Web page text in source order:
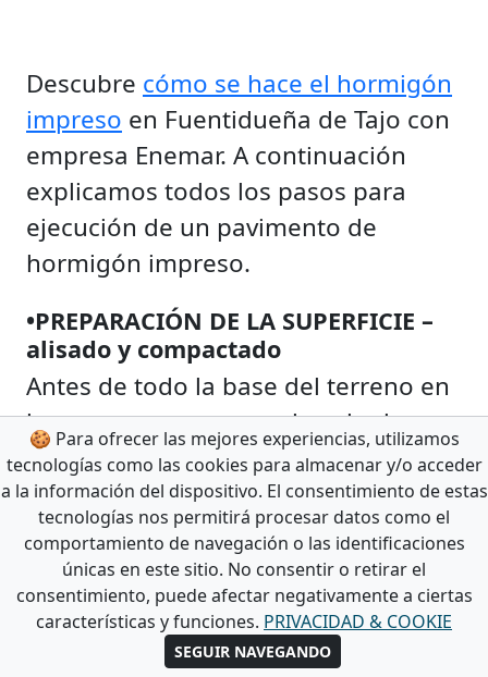
Descubre cómo se hace el hormigón
impreso en Fuentidueña de Tajo con
empresa Enemar. A continuación
explicamos todos los pasos para
ejecución de un pavimento de
hormigón impreso.
•PREPARACIÓN DE LA SUPERFICIE –
alisado y compactado
Antes de todo la base del terreno en
la que se va a apoyar el suelo de
hormigón impreso tiene una mayor
importancia. De esta depende su
comportamiento en el futuro, como
su baja o bienalta resistencia.
•ENCOFRADO
Después de obtener unsuelo firme
🍪 Para ofrecer las mejores experiencias, utilizamos
tecnologías como las cookies para almacenar y/o acceder
a la información del dispositivo. El consentimiento de estas
tecnologías nos permitirá procesar datos como el
comportamiento de navegación o las identificaciones
únicas en este sitio. No consentir o retirar el
consentimiento, puede afectar negativamente a ciertas
características y funciones. PRIVACIDAD & COOKIE
SEGUIR NAVEGANDO